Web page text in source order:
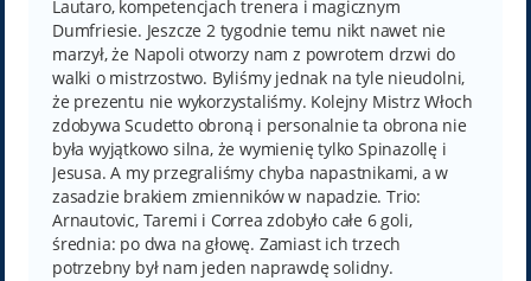
Lautaro, kompetencjach trenera i magicznym
Dumfriesie. Jeszcze 2 tygodnie temu nikt nawet nie
marzył, że Napoli otworzy nam z powrotem drzwi do
walki o mistrzostwo. Byliśmy jednak na tyle nieudolni,
że prezentu nie wykorzystaliśmy. Kolejny Mistrz Włoch
zdobywa Scudetto obroną i personalnie ta obrona nie
była wyjątkowo silna, że wymienię tylko Spinazollę i
Jesusa. A my przegraliśmy chyba napastnikami, a w
zasadzie brakiem zmienników w napadzie. Trio:
Arnautovic, Taremi i Correa zdobyło całe 6 goli,
średnia: po dwa na głowę. Zamiast ich trzech
potrzebny był nam jeden naprawdę solidny.